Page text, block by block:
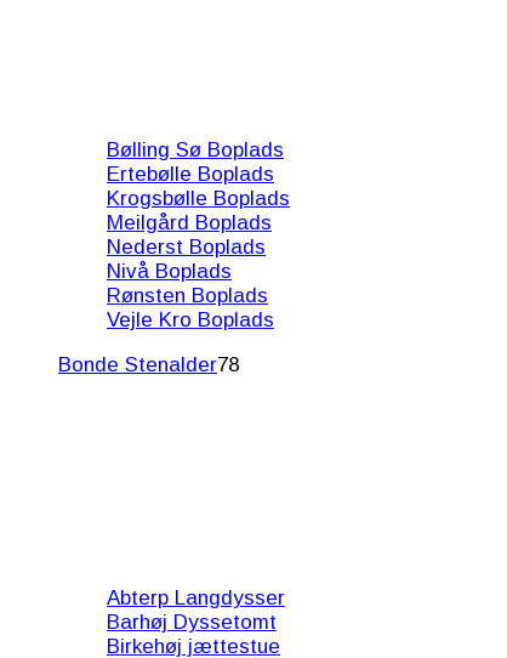
Bølling Sø Boplads
Ertebølle Boplads
Krogsbølle Boplads
Meilgård Boplads
Nederst Boplads
Nivå Boplads
Rønsten Boplads
Vejle Kro Boplads
Bonde Stenalder78
Abterp Langdysser
Barhøj Dyssetomt
Birkehøj jættestue